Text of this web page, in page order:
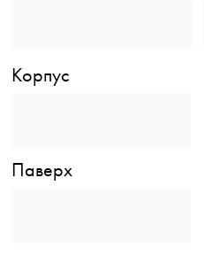
Корпус
Паверх